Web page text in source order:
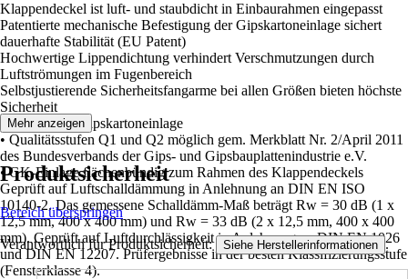
Klappendeckel ist luft- und staubdicht in Einbaurahmen eingepasst
Patentierte mechanische Befestigung der Gipskartoneinlage sichert
dauerhafte Stabilität (EU Patent)
Hochwertige Lippendichtung verhindert Verschmutzungen durch
Luftströmungen im Fugenbereich
Selbstjustierende Sicherheitsfangarme bei allen Größen bieten höchste
Sicherheit
Spachtelfreie Gipskartoneinlage
• Qualitätsstufen Q1 und Q2 möglich gem. Merkblatt Nr. 2/April 2011
des Bundesverbands der Gips- und Gipsbauplattenindustrie e.V.
• GK-Einlage flächenbündig zum Rahmen des Klappendeckels
Geprüft auf Luftschalldämmung in Anlehnung an DIN EN ISO
10140-2. Das gemessene Schalldämm-Maß beträgt Rw = 30 dB (1 x
12,5 mm, 400 x 400 mm) und Rw = 33 dB (2 x 12,5 mm, 400 x 400
mm). Geprüft auf Luftdurchlässigkeit in Anlehnung an DIN EN 1026
und DIN EN 12207. Prüfergebnisse in der besten Klassifizierungsstufe
(Fensterklasse 4).
Mehr anzeigen
Produktsicherheit
Bereich überspringen
Verantwortlich für Produktsicherheit: Siehe Herstellerinformationen .